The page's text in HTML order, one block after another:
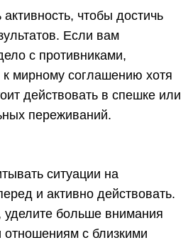
чтобы достичь
Если вам
с противниками,
к мирному соглашению хотя
действовать в спешке или
переживаний.
ситуации на
и активно действовать.
уделите больше внимания
с близкими